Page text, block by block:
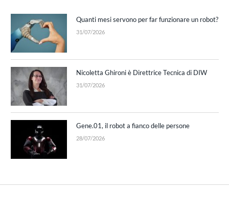
Quanti mesi servono per far funzionare un robot?
31/07/2026
Nicoletta Ghironi è Direttrice Tecnica di DIW
31/07/2026
Gene.01, il robot a fianco delle persone
28/07/2026